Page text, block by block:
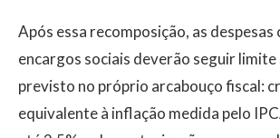
Após essa recomposição, as despesas
encargos sociais deverão seguir limite
previsto no próprio arcabouço fiscal:
equivalente à inflação medida pelo